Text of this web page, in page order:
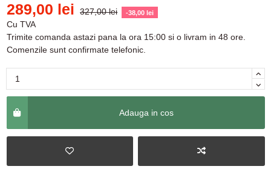
289,00 lei 327,00 lei -38,00 lei
Cu TVA
Trimite comanda astazi pana la ora 15:00 si o livram in 48 ore.
Comenzile sunt confirmate telefonic.
Adauga in cos